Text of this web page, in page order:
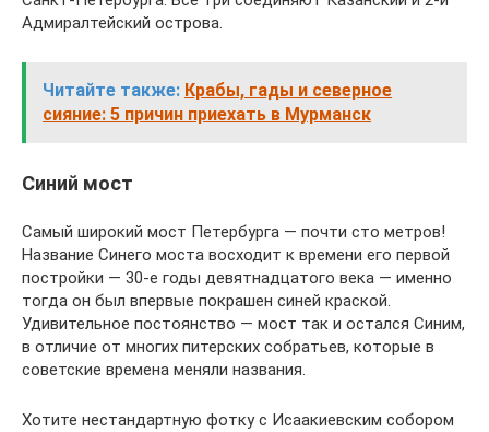
Адмиралтейский острова.
Читайте также: Крабы, гады и северное
сияние: 5 причин приехать в Мурманск
Синий мост
Самый широкий мост Петербурга — почти сто метров!
Название Синего моста восходит к времени его первой
постройки — 30-е годы девятнадцатого века — именно
тогда он был впервые покрашен синей краской.
Удивительное постоянство — мост так и остался Синим,
в отличие от многих питерских собратьев, которые в
советские времена меняли названия.
Хотите нестандартную фотку с Исаакиевским собором